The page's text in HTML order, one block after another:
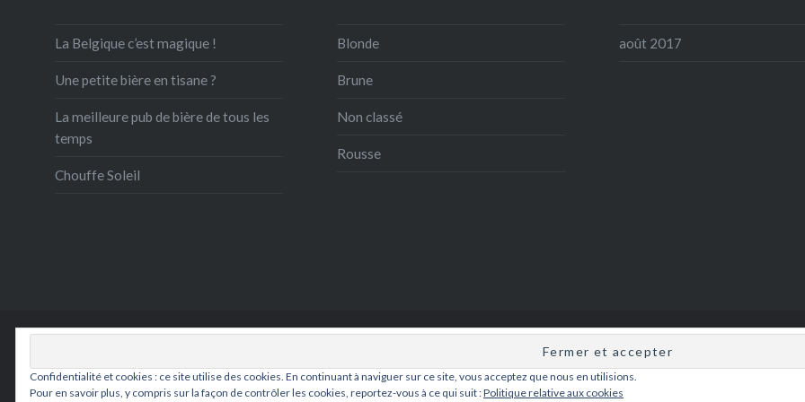
La Belgique c’est magique !
Une petite bière en tisane ?
La meilleure pub de bière de tous les
temps
Chouffe Soleil
Blonde
Brune
Non classé
Rousse
août 2017
Hoppydeiz - installé en Bretagne parBenpour la journée mondiale de la bière
Fièrement propulsé par WordPressThème Dyad par
Confidentialité et cookies : ce site utilise des cookies. En continuant à naviguer sur ce site, vous acceptez que nous en utilisions.
Pour en savoir plus, y compris sur la façon de contrôler les cookies, reportez-vous à ce qui suit :Politique relative aux cookies